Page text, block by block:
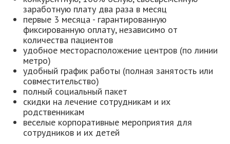
заработную плату два раза в месяц
первые 3 месяца - гарантированную
фиксированную оплату, независимо от
количества пациентов
удобное месторасположение центров (по линии
метро)
удобный график работы (полная занятость или
совместительство)
полный социальный пакет
скидки на лечение сотрудникам и их
родственникам
веселые корпоративные мероприятия для
сотрудников и их детей